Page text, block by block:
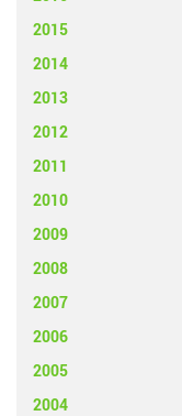
2015
2014
2013
2012
2011
2010
2009
2008
2007
2006
2005
2004